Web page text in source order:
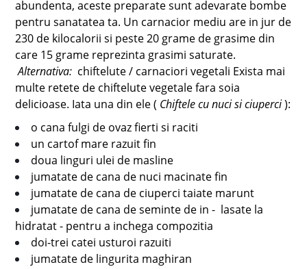
abundenta, aceste preparate sunt adevarate bombe
pentru sanatatea ta. Un carnacior mediu are in jur de
230 de kilocalorii si peste 20 grame de grasime din
care 15 grame reprezinta grasimi saturate.
Alternativa: chiftelute / carnaciori vegetali Exista mai
multe retete de chiftelute vegetale fara soia
delicioase. Iata una din ele ( Chiftele cu nuci si ciuperci):
o cana fulgi de ovaz fierti si raciti
un cartof mare razuit fin
doua linguri ulei de masline
jumatate de cana de nuci macinate fin
jumatate de cana de ciuperci taiate marunt
jumatate de cana de seminte de in - lasate la
hidratat - pentru a inchega compozitia
doi-trei catei usturoi razuiti
jumatate de lingurita maghiran